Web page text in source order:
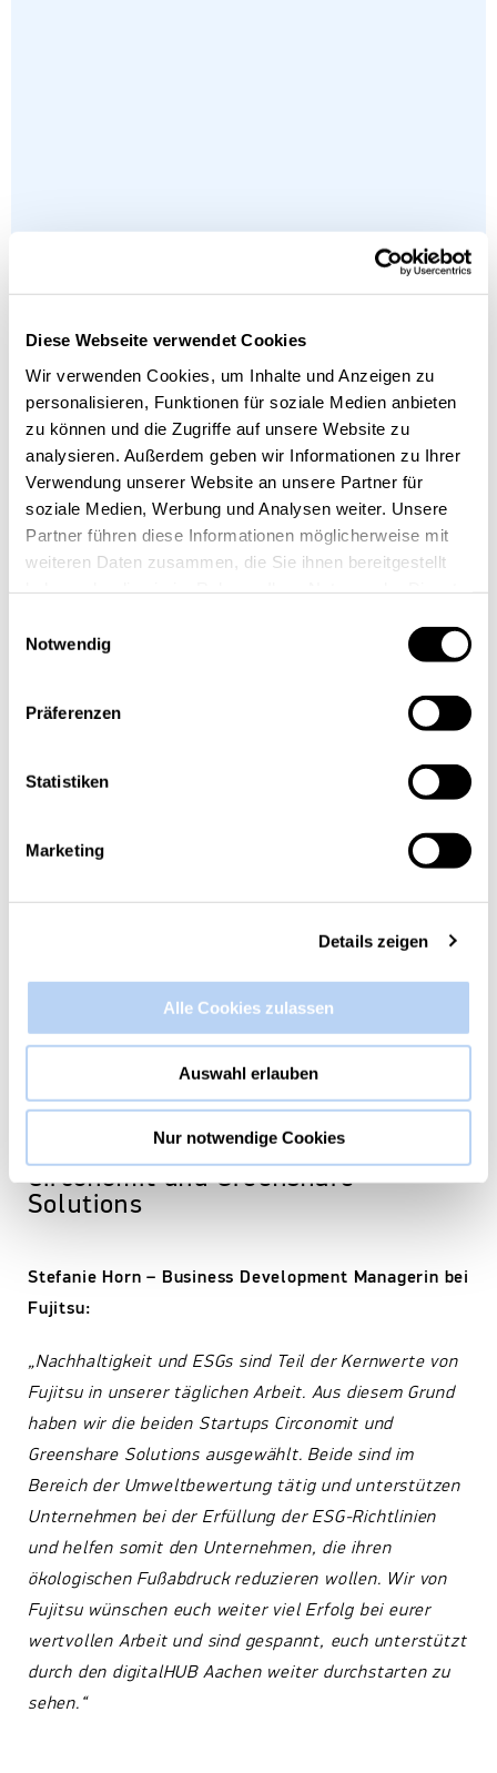
Diese Webseite verwendet Cookies
Wir verwenden Cookies, um Inhalte und Anzeigen zu
personalisieren, Funktionen für soziale Medien anbieten
zu können und die Zugriffe auf unsere Website zu
analysieren. Außerdem geben wir Informationen zu Ihrer
Verwendung unserer Website an unsere Partner für
soziale Medien, Werbung und Analysen weiter. Unsere
Partner führen diese Informationen möglicherweise mit
weiteren Daten zusammen, die Sie ihnen bereitgestellt
Notwendig
Präferenzen
Statistiken
Marketing
Details zeigen
Alle Cookies zulassen
Auswahl erlauben
Nur notwendige Cookies
Fujitsu Deutschland sponsert
Circonomit und Greenshare
Solutions
Stefanie Horn – Business Development Managerin bei
Fujitsu:
„Nachhaltigkeit und ESGs sind Teil der Kernwerte von
Fujitsu in unserer täglichen Arbeit. Aus diesem Grund
haben wir die beiden Startups Circonomit und
Greenshare Solutions ausgewählt. Beide sind im
Bereich der Umweltbewertung tätig und unterstützen
Unternehmen bei der Erfüllung der ESG-Richtlinien
und helfen somit den Unternehmen, die ihren
ökologischen Fußabdruck reduzieren wollen. Wir von
Fujitsu wünschen euch weiter viel Erfolg bei eurer
wertvollen Arbeit und sind gespannt, euch unterstützt
durch den digitalHUB Aachen weiter durchstarten zu
sehen.“